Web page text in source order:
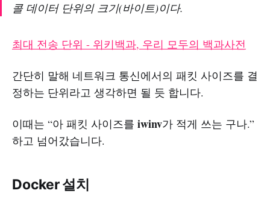
콜 데이터 단위의 크기(바이트)이다.
최대 전송 단위 - 위키백과, 우리 모두의 백과사전
간단히 말해 네트워크 통신에서의 패킷 사이즈를 결
정하는 단위라고 생각하면 될 듯 합니다.
이때는 “아 패킷 사이즈를 iwinv가 적게 쓰는 구나.”
하고 넘어갔습니다.
Docker 설치